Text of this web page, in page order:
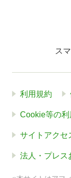
ス
利用規約
Cookie等の
サイトアクセ
法人・プレス